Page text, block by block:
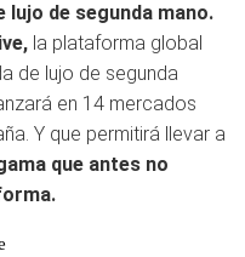
lujo de segunda mano.
la plataforma global
de lujo de segunda
en 14 mercados
Y que permitirá llevar a
que antes no